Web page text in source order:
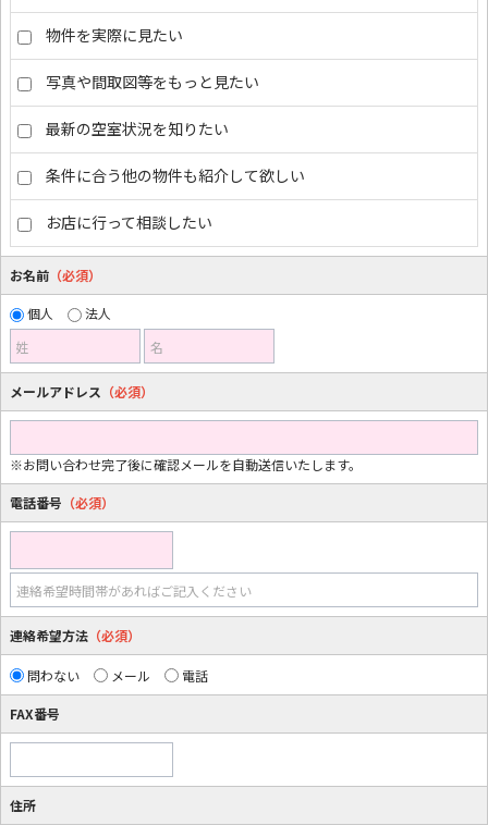
物件を実際に見たい
写真や間取図等をもっと見たい
最新の空室状況を知りたい
条件に合う他の物件も紹介して欲しい
お店に行って相談したい
お名前 （必須）
個人
法人
姓
名
メールアドレス （必須）
※お問い合わせ完了後に確認メールを自動送信いたします。
電話番号 （必須）
連絡希望時間帯があればご記入ください
連絡希望方法 （必須）
問わない メール 電話
FAX番号
住所